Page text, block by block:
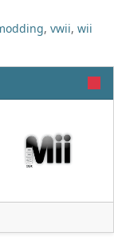
, vwii, wii